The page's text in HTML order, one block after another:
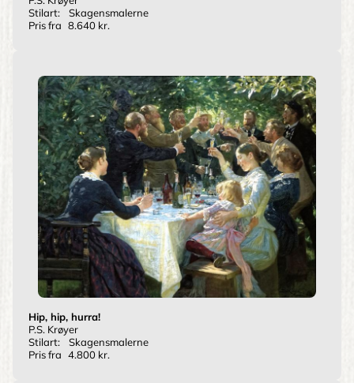
Stilart:
Skagensmalerne
Pris fra 8.640 kr.
Hip, hip, hurra!
P.S. Krøyer
Stilart:
Skagensmalerne
Pris fra 4.800 kr.